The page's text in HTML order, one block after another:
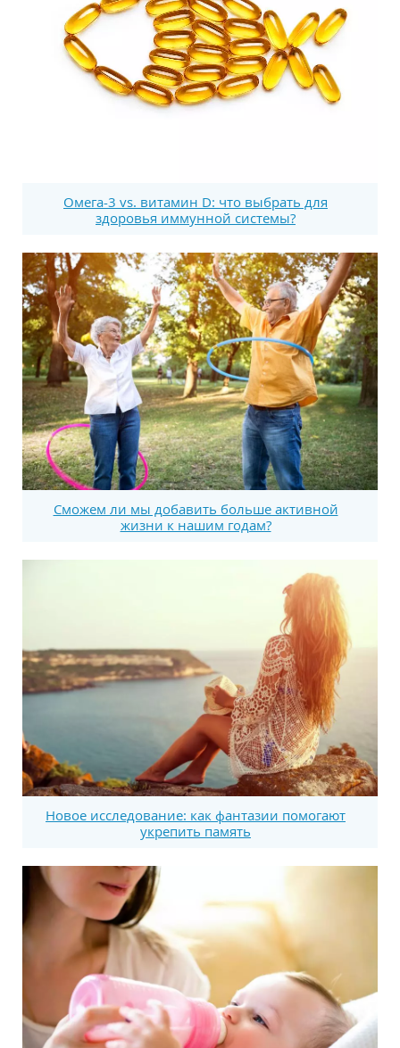
Омега-3 vs. витамин D: что выбрать для
здоровья иммунной системы?
Сможем ли мы добавить больше активной
жизни к нашим годам?
Новое исследование: как фантазии помогают
укрепить память